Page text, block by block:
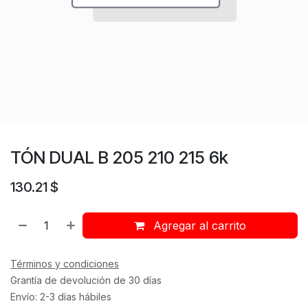
TÓN DUAL B 205 210 215 6k
130.21$
Agregar al carrito
Términos y condiciones
Grantía de devolución de 30 días
Envío: 2-3 días hábiles